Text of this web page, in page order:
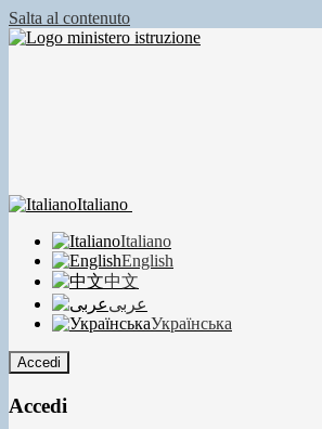
Salta al contenuto
Italiano
Italiano
English
中文
عربى
Українська
Accedi
Accedi